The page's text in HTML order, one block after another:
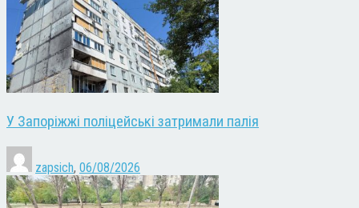
У Запоріжжі поліцейські затримали палія
zapsich, 06/08/2026